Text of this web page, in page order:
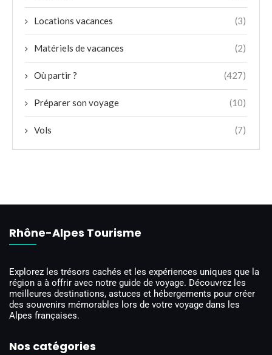
Locations vacances (3)
Matériels de vacances (2)
Où partir ? (427)
Préparer son voyage (10)
Vols (7)
Rhône-Alpes Tourisme
Explorez les trésors cachés et les expériences uniques que la
région a à offrir avec notre guide de voyage. Découvrez les
meilleures destinations, astuces et hébergements pour créer
des souvenirs mémorables lors de votre voyage dans les
Alpes françaises.
Nos catégories